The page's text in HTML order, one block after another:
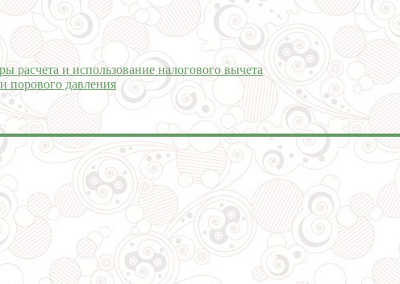
расчета и использование налогового вычета
порового давления